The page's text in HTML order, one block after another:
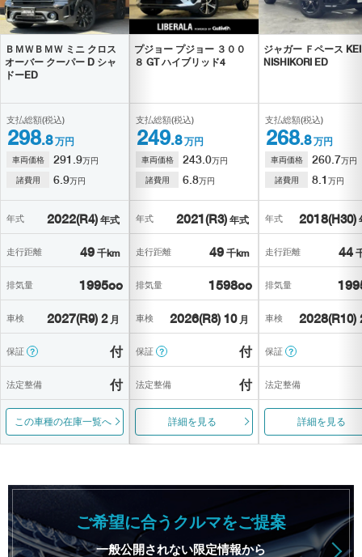
ＢＭＷ ＢＭＷ ミニ クロス
オーバー クーパー D シャ
ドーED
支払総額(税込)
298.8 万円
車両価格 291.9万円
諸費用
6.9万円
年式 2022(R4) 年式
走行距離 49 千km
排気量 1995cc
車検 2027(R9) 2 月
保証？ 付
法定整備 付
この車種の在庫一覧へ
プジョー プジョー ３００
８ GT ハイブリッド4
支払総額(税込)
249.8 万円
車両価格 243.0万円
諸費用
6.8万円
年式 2021(R3) 年式
走行距離 49 千km
排気量 1598cc
車検 2026(R8) 10 月
保証？ 付
法定整備 付
詳細を見る
ジャガー Ｆペース KEI
NISHIKORI ED
支払総額(税込)
268.8 万円
車両価格 260.7万円
諸費用
8.1 万円
年式 2018(H30)
走行距離 44
排気量
車検 2028(R10)
保証？
法定整備
詳細を見る
ご希望に合うクルマをご提案
一般公開されない限定情報から